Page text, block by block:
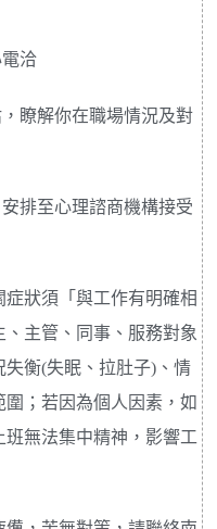
洽
瞭解你在職場情況及對
排至心理諮商機構接受
狀須「與工作有明確相
主管、同事、服務對象
衡(失眠、拉肚子)、情
；若因為個人因素，如
無法集中精神，影響工